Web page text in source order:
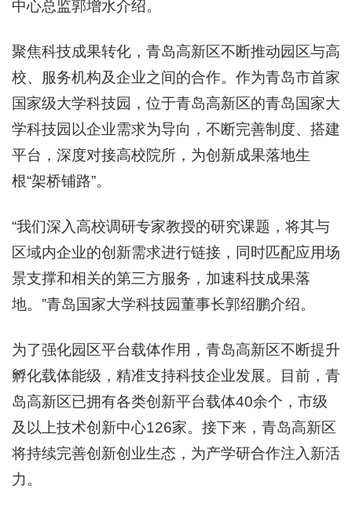
中心总监郭增水介绍。
聚焦科技成果转化，青岛高新区不断推动园区与高
校、服务机构及企业之间的合作。作为青岛市首家
国家级大学科技园，位于青岛高新区的青岛国家大
学科技园以企业需求为导向，不断完善制度、搭建
平台，深度对接高校院所，为创新成果落地生
根“架桥铺路”。
“我们深入高校调研专家教授的研究课题，将其与
区域内企业的创新需求进行链接，同时匹配应用场
景支撑和相关的第三方服务，加速科技成果落
地。”青岛国家大学科技园董事长郭绍鹏介绍。
为了强化园区平台载体作用，青岛高新区不断提升
孵化载体能级，精准支持科技企业发展。目前，青
岛高新区已拥有各类创新平台载体40余个，市级
及以上技术创新中心126家。接下来，青岛高新区
将持续完善创新创业生态，为产学研合作注入新活
力。